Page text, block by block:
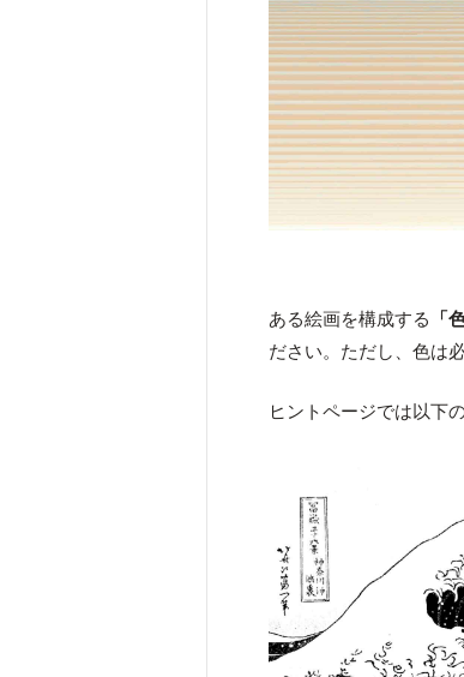
ある絵画を構成する 「
ださい。ただし、色は
ヒントページでは以下